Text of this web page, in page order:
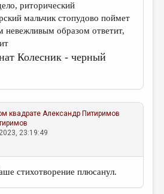
риторический
мальчик стопудово поймет
невежливым образом ответит,
Колесник - черный
квадрате Александр Питиримов
23:19:49
стихотворение плюсанул.